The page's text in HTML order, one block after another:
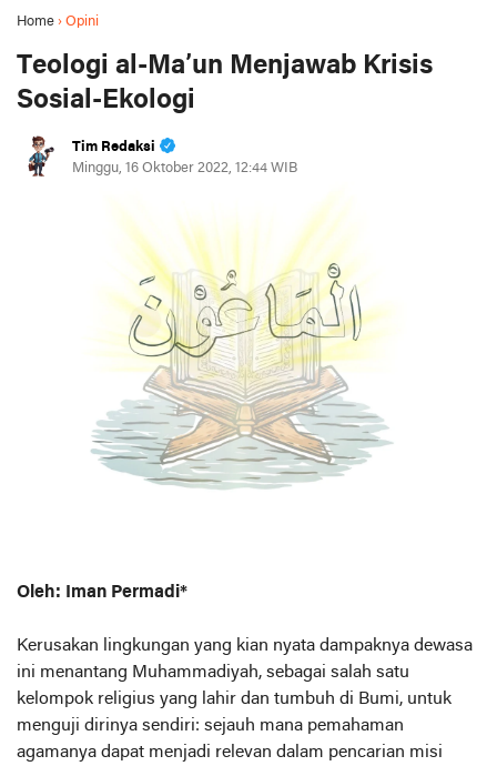
Home › Opini
Teologi al-Ma’un Menjawab Krisis
Sosial-Ekologi
Tim Redaksi
Minggu, 16 Oktober 2022, 12:44 WIB
Oleh: Iman Permadi*
Kerusakan lingkungan yang kian nyata dampaknya dewasa
ini menantang Muhammadiyah, sebagai salah satu
kelompok religius yang lahir dan tumbuh di Bumi, untuk
menguji dirinya sendiri: sejauh mana pemahaman
agamanya dapat menjadi relevan dalam pencarian misi